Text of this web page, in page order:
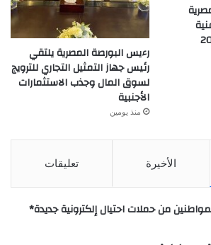
رءيس البورصة المصرية يلتقي
رئيس جهاز التمثيل التجاري للترويج
لسوق المال وجذب الاستثمارات
الأجنبية
منذ يومين
الأخيرة تعليقات
من حملات احتيال إلكترونية جديدة*